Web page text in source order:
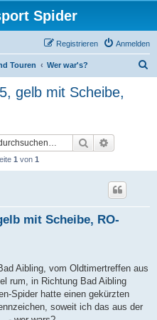
Spider
Anmelden
Registrieren
Touren Wer war's?
gelb mit Scheibe,
Suche
1 von 1
mit Scheibe, RO-
Aibling, vom Oldtimertreffen aus
rum, in Richtung Bad Aibling
Spider hatte einen gekürzten
soweit ich das aus der